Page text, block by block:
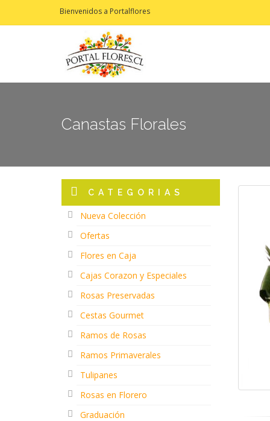
Bienvenidos a Portalflores
Canastas Florales
CATEGORIAS
Nueva Colección
Ofertas
Flores en Caja
Cajas Corazon y Especiales
Rosas Preservadas
Cestas Gourmet
Ramos de Rosas
Ramos Primaverales
Tulipanes
Rosas en Florero
Graduación